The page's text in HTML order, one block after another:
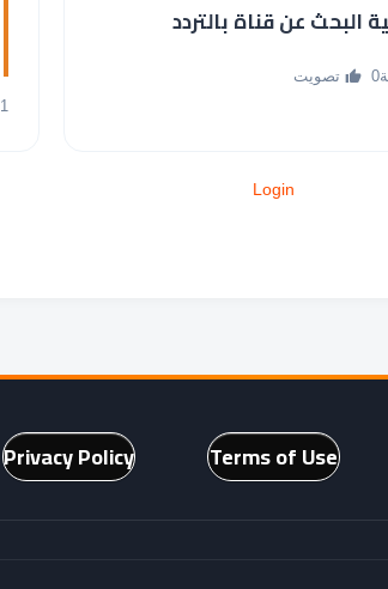
البحث عن قناة بالتردد
0 تصويت
1 إجابة
Login
Terms of Use
Privacy Policy